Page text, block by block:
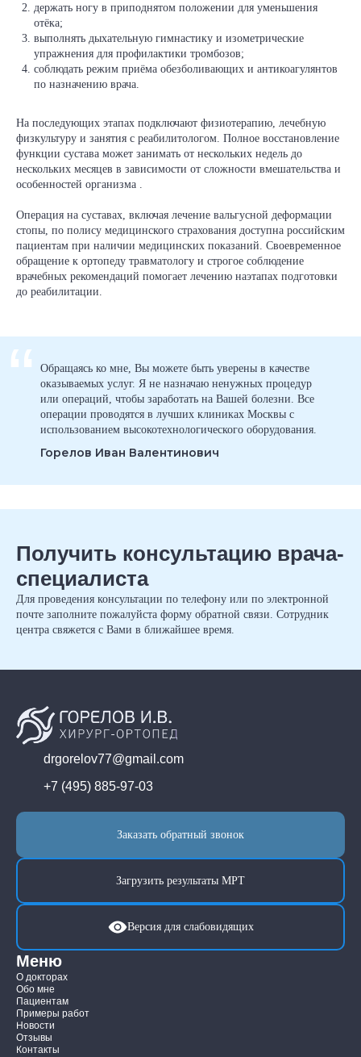
держать ногу в приподнятом положении для уменьшения
отёка;
выполнять дыхательную гимнастику и изометрические
упражнения для профилактики тромбозов;
соблюдать режим приёма обезболивающих и антикоагулянтов
по назначению врача.
На последующих этапах подключают физиотерапию, лечебную
физкультуру и занятия с реабилитологом. Полное восстановление
функции сустава может занимать от нескольких недель до
нескольких месяцев в зависимости от сложности вмешательства и
особенностей организма .
Операция на суставах, включая лечение вальгусной деформации
стопы, по полису медицинского страхования доступна российским
пациентам при наличии медицинских показаний. Своевременное
обращение к ортопеду травматологу и строгое соблюдение
врачебных рекомендаций помогает лечению наэтапах подготовки
до реабилитации.
“
Обращаясь ко мне, Вы можете быть уверены в качестве
оказываемых услуг. Я не назначаю ненужных процедур
или операций, чтобы заработать на Вашей болезни. Все
операции проводятся в лучших клиниках Москвы с
использованием высокотехнологического оборудования.
Горелов Иван Валентинович
Получить консультацию врача-
специалиста
Для проведения консультации по телефону или по электронной
почте заполните пожалуйста форму обратной связи. Сотрудник
центра свяжется с Вами в ближайшее время.
drgorelov77@gmail.com
+7 (495) 885-97-03
Меню
О докторах
Обо мне
Пациентам
Примеры работ
Новости
Отзывы
Контакты
Заказать обратный звонок
Загрузить результаты МРТ
Версия для слабовидящих